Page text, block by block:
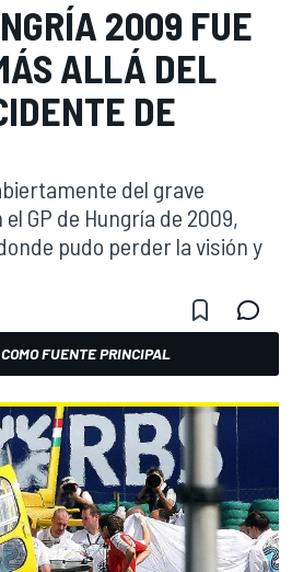
2009 FUE
ALLÁ DEL
DE
del grave
GP de Hungría de 2009,
pudo perder la visión y
FUENTE PRINCIPAL